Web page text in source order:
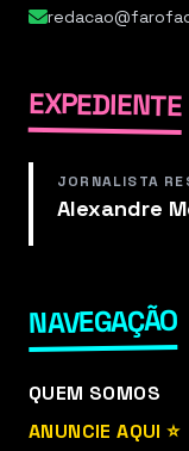
EXPEDIENTE
JORNALISTA
Alexandre
NAVEGAÇÃO
QUEM SOMOS
ANUNCIE AQUI ⭐